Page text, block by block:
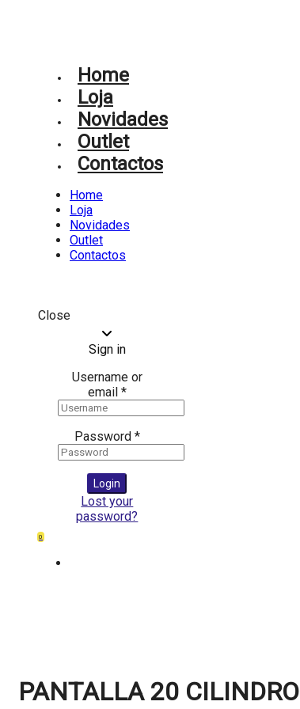
Home
Loja
Novidades
Outlet
Contactos
Home
Loja
Novidades
Outlet
Contactos
Close
Sign in
Username or
email *
Password *
Login
Lost your
password?
0
PANTALLA 20